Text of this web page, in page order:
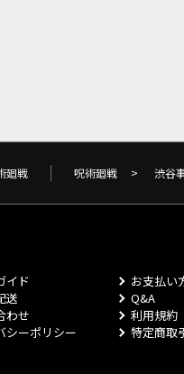
廻戦 呪術廻戦 > 渋谷
イド
お支払い
送
Q&A
わせ
利用規約
シーポリシー
特定商取